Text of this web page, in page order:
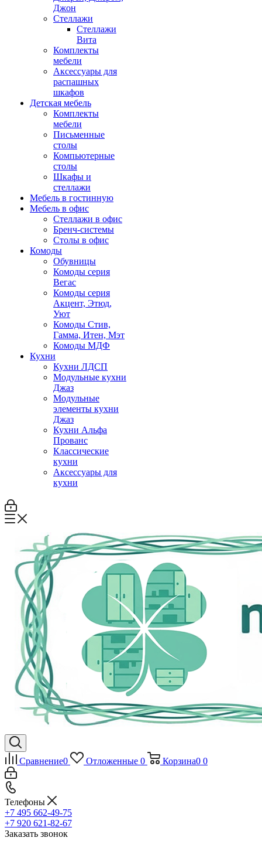
Джон
Стеллажи
Стеллажи
Вита
Комплекты
мебели
Аксессуары для
распашных
шкафов
Детская мебель
Комплекты
мебели
Письменные
столы
Компьютерные
столы
Шкафы и
стеллажи
Мебель в гостинную
Мебель в офис
Стеллажи в офис
Бренч-системы
Столы в офис
Комоды
Обувницы
Комоды серия
Вегас
Комоды серия
Акцент, Этюд,
Уют
Комоды Стив,
Гамма, Итен, Мэт
Комоды МДФ
Кухни
Кухни ЛДСП
Модульные кухни
Джаз
Модульные
элементы кухни
Джаз
Кухни Альфа
Прованс
Классические
кухни
Аксессуары для
кухни
Сравнение0 Отложенные 0 Корзина0 0
Телефоны
+7 495 662-49-75
+7 920 621-82-67
Заказать звонок